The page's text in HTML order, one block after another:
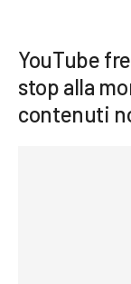
YouTube
stop alla
contenuti